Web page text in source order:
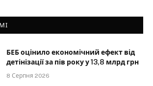
БЕБ оцінило економічний ефект від
детінізації за пів року у 13,8 млрд грн
8 Серпня 2026